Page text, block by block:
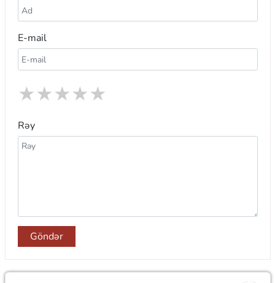
E-mail
★
★
★
★
★
Rəy
Göndər